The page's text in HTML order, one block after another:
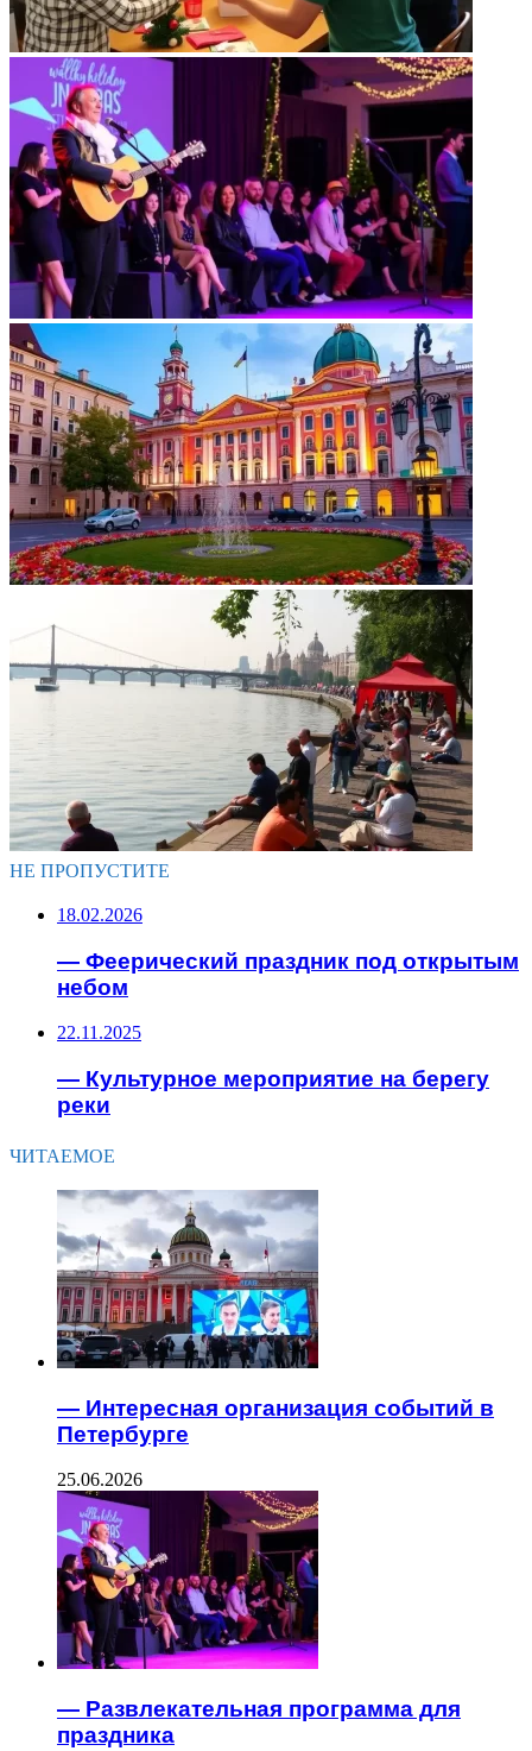
НЕ ПРОПУСТИТЕ
18.02.2026
— Феерический праздник под открытым
небом
22.11.2025
— Культурное мероприятие на берегу
реки
ЧИТАЕМОЕ
— Интересная организация событий в
Петербурге
25.06.2026
— Развлекательная программа для
праздника